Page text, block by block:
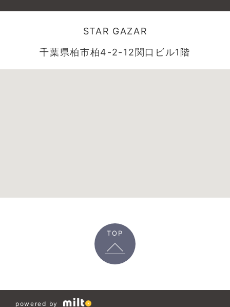
STAR GAZAR
千葉県柏市柏4-2-12関口ビル1階
TOP
powered by